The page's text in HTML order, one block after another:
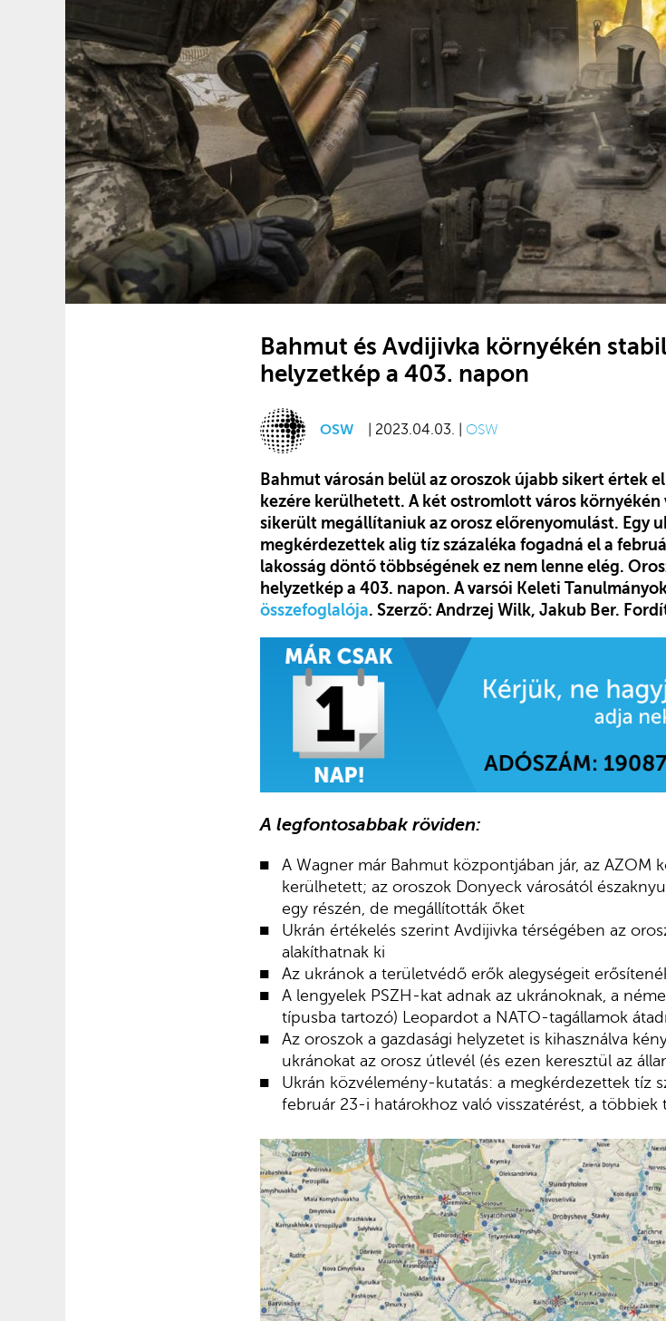
Bahmut és Avdijivka környékén
helyzetkép a 403. napon
OSW | 2023.04.03. | OSW
Bahmut városán belül az oroszok újabb sikert értek
kezére kerülhetett. A két ostromlott város
sikerült megállítaniuk az orosz előrenyomulást. Egy
megkérdezettek alig tíz százaléka fogadná el a
lakosság döntő többségének ez nem lenne elég.
helyzetkép a 403. napon. A varsói Keleti
összefoglalója. Szerző: Andrzej Wilk, Jakub Ber.
A legfontosabbak röviden:
A Wagner már Bahmut központjában jár, az AZOM
kerülhetett; az oroszok Donyeck városától
egy részén, de megállították őket
Ukrán értékelés szerint Avdijivka térségében az
alakíthatnak ki
Az ukránok a területvédő erők alegységeit
A lengyelek PSZH-kat adnak az ukránoknak, a
típusba tartozó) Leopardot a NATO-tagállamok
Az oroszok a gazdasági helyzetet is kihasználva
ukránokat az orosz útlevél (és ezen keresztül az
Ukrán közvélemény-kutatás: a megkérdezettek tíz
február 23-i határokhoz való visszatérést, a többiek